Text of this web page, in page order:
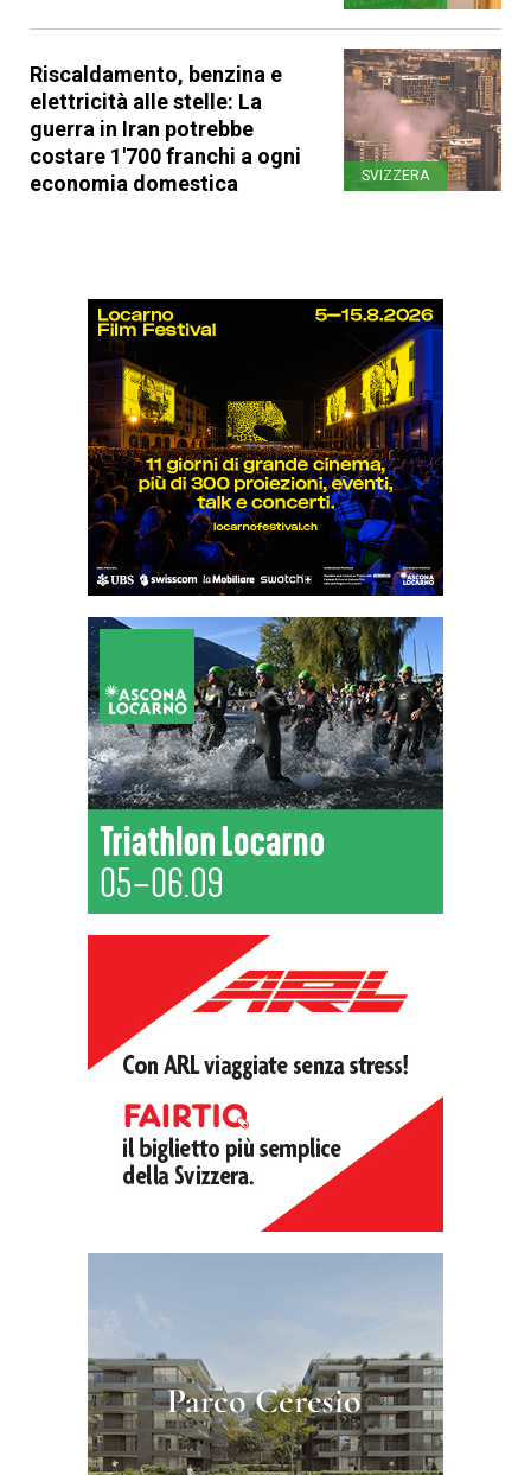
Riscaldamento, benzina e
elettricità alle stelle: La
guerra in Iran potrebbe
costare 1'700 franchi a ogni
economia domestica
SVIZZERA